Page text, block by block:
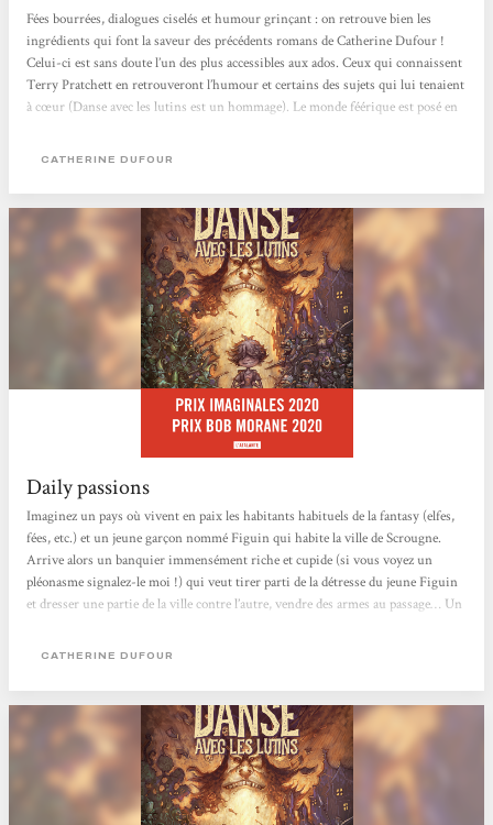
Fées bourrées, dialogues ciselés et humour grinçant : on retrouve bien les
ingrédients qui font la saveur des précédents romans de Catherine Dufour !
Celui-ci est sans doute l’un des plus accessibles aux ados. Ceux qui connaissent
Terry Pratchett en retrouveront l’humour et certains des sujets qui lui tenaient
à cœur (Danse avec les lutins est un hommage). Le monde féérique est posé en
autour de « l’époque contemporaine », et deux questions : comment en arrive-t-
CATHERINE DUFOUR
Daily passions
Imaginez un pays où vivent en paix les habitants habituels de la fantasy (elfes,
fées, etc.) et un jeune garçon nommé Figuin qui habite la ville de Scrougne.
Arrive alors un banquier immensément riche et cupide (si vous voyez un
pléonasme signalez-le moi !) qui veut tirer parti de la détresse du jeune Figuin
et dresser une partie de la ville contre l’autre, vendre des armes au passage… Un
lecture de ce roman est exigeante. Elle demande une vigilance de tous les
CATHERINE DUFOUR